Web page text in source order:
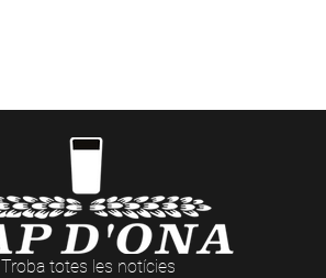
Troba totes les notícies